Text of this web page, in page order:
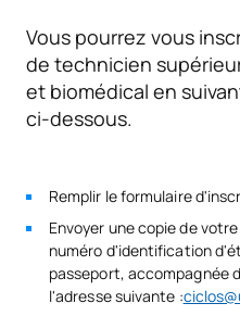
D0230514
La durabilité
système de
D0230517 FFE2
Vous pourrez vous
de technicien
et biomédical en
ci-dessous.
Remplir le formulaire
Envoyer une copie de
numéro d'identification
passeport, accompagnée
l'adresse suivante :